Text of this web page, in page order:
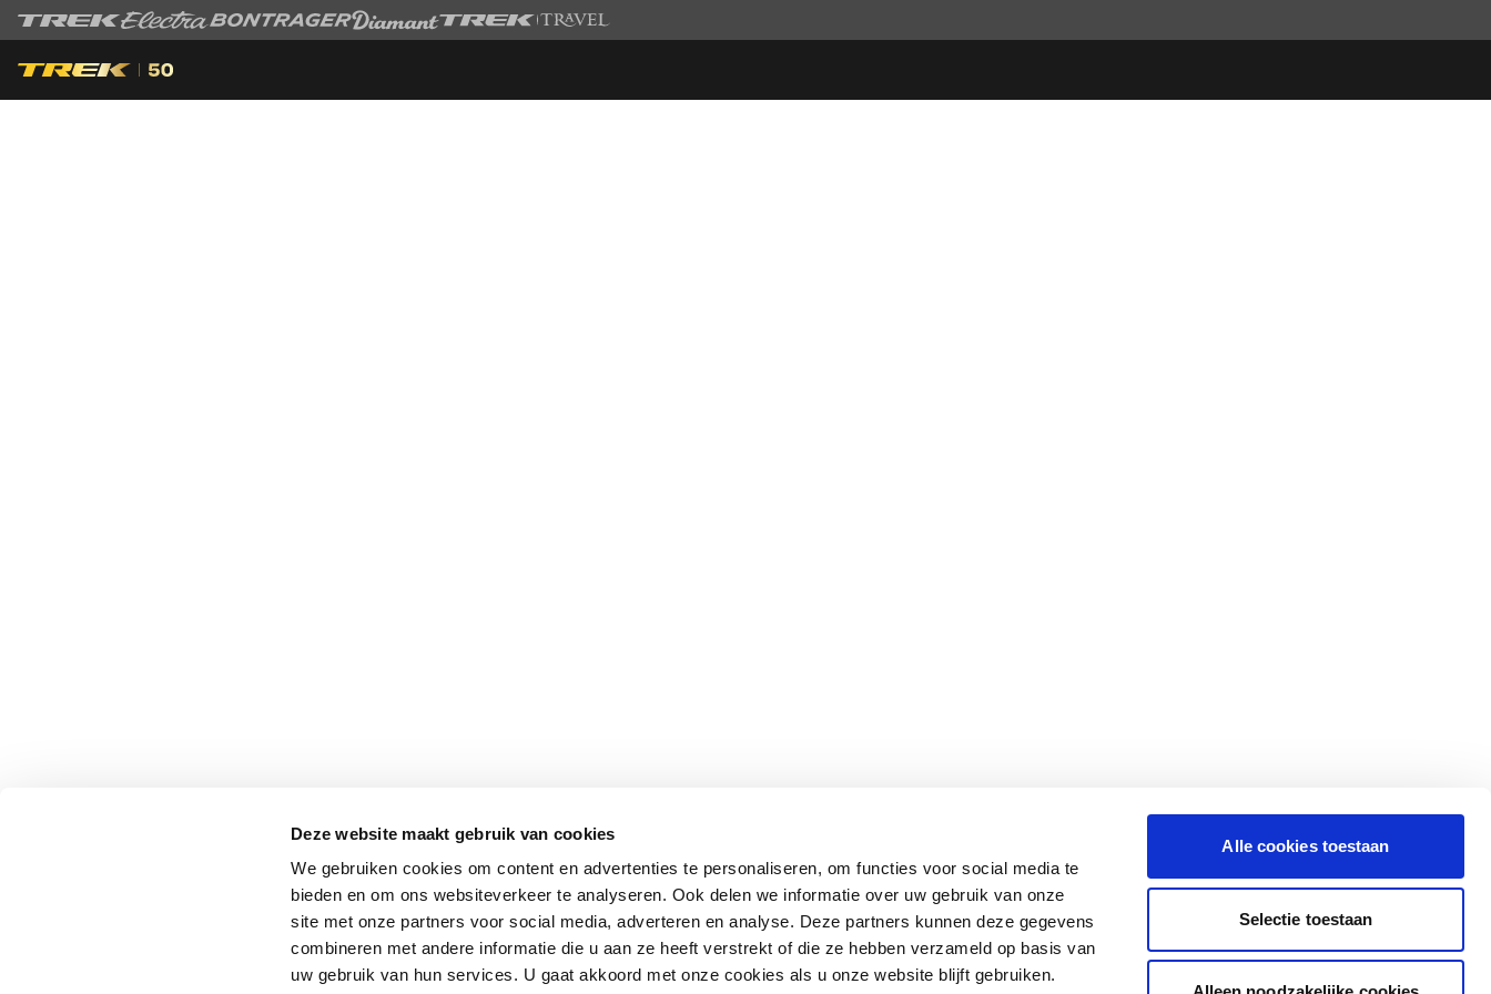
Deze website maakt gebruik van cookies
We gebruiken cookies om content en advertenties te personaliseren, om functies voor social media te
bieden en om ons websiteverkeer te analyseren. Ook delen we informatie over uw gebruik van onze
site met onze partners voor social media, adverteren en analyse. Deze partners kunnen deze gegevens
combineren met andere informatie die u aan ze heeft verstrekt of die ze hebben verzameld op basis van
uw gebruik van hun services. U gaat akkoord met onze cookies als u onze website blijft gebruiken.
Alle cookies toestaan
Selectie toestaan